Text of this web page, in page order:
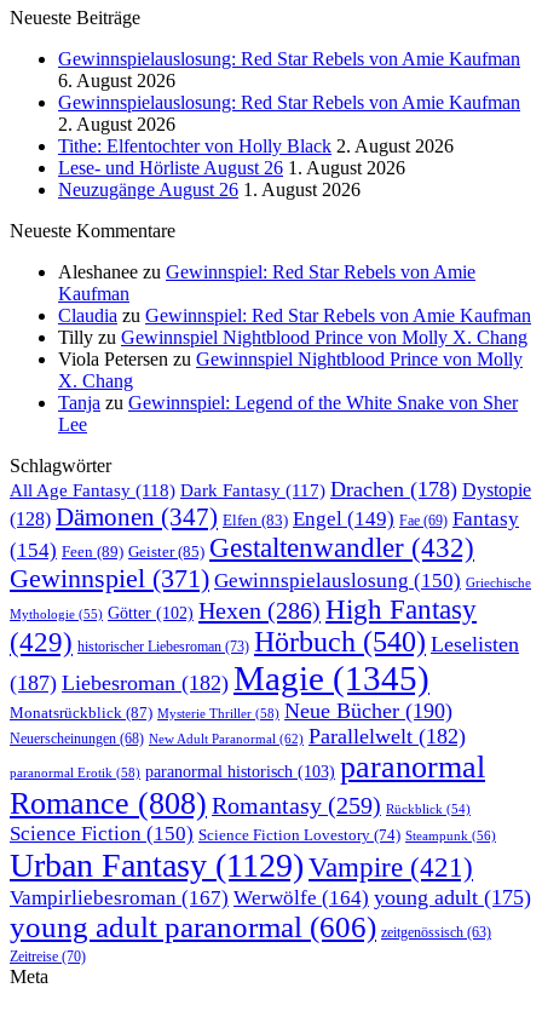
Neueste Beiträge
Gewinnspielauslosung: Red Star Rebels von Amie Kaufman
6. August 2026
Gewinnspielauslosung: Red Star Rebels von Amie Kaufman
2. August 2026
Tithe: Elfentochter von Holly Black 2. August 2026
Lese- und Hörliste August 26 1. August 2026
Neuzugänge August 26 1. August 2026
Neueste Kommentare
Aleshanee zu Gewinnspiel: Red Star Rebels von Amie
Kaufman
Claudia zu Gewinnspiel: Red Star Rebels von Amie Kaufman
Tilly zu Gewinnspiel Nightblood Prince von Molly X. Chang
Viola Petersen zu Gewinnspiel Nightblood Prince von Molly
X. Chang
Tanja zu Gewinnspiel: Legend of the White Snake von Sher
Lee
Schlagwörter
All Age Fantasy (118) Dark Fantasy (117) Drachen (178) Dystopie
(128) Dämonen (347) Elfen (83) Engel (149) Fae (69) Fantasy
(154) Feen (89) Geister(85) Gestaltenwandler (432)
Gewinnspiel (371) Gewinnspielauslosung (150) Griechische
Mythologie (55) Götter (102) Hexen (286) High Fantasy
(429) historischer Liebesroman (73) Hörbuch (540) Leselisten
(187) Liebesroman (182) Magie (1345)
Monatsrückblick (87) Mysterie Thriller (58) Neue Bücher (190)
Neuerscheinungen (68) New Adult Paranormal (62) Parallelwelt (182)
paranormal Erotik (58) paranormal historisch (103) paranormal
Romance (808) Romantasy (259) Rückblick (54)
Science Fiction (150) Science Fiction Lovestory (74) Steampunk (56)
Urban Fantasy (1129) Vampire (421)
Vampirliebesroman (167) Werwölfe (164) young adult (175)
young adult paranormal (606) zeitgenössisch (63)
Zeitreise (70)
Meta